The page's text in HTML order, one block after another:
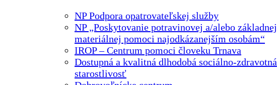
NP Podpora opatrovateľskej služby
NP „Poskytovanie potravinovej a/alebo základnej
materiálnej pomoci najodkázanejším osobám“
IROP – Centrum pomoci človeku Trnava
Dostupná a kvalitná dlhodobá sociálno-zdravotná
starostlivosť